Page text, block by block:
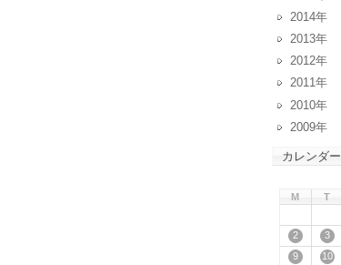
2014
2013
2012
2011
2010
2009
カレンダー
M
T
2
3
9
10